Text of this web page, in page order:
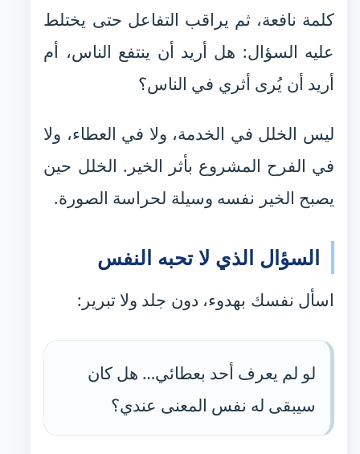
كلمة نافعة، ثم يراقب التفاعل حتى يختلط
عليه السؤال: هل أريد أن ينتفع الناس، أم
أريد أن يُرى أثري في الناس؟
ليس الخلل في الخدمة، ولا في العطاء، ولا
في الفرح المشروع بأثر الخير. الخلل حين
يصبح الخير نفسه وسيلة لحراسة الصورة.
السؤال الذي لا تحبه النفس
اسأل نفسك بهدوء، دون جلد ولا تبرير:
لو لم يعرف أحد بعطائي… هل كان
سيبقى له نفس المعنى عندي؟